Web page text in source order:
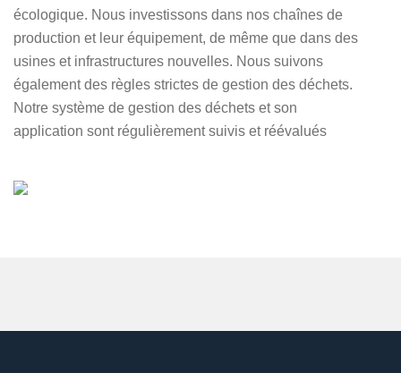
écologique. Nous investissons dans nos chaînes de
production et leur équipement, de même que dans des
usines et infrastructures nouvelles. Nous suivons
également des règles strictes de gestion des déchets.
Notre système de gestion des déchets et son
application sont régulièrement suivis et réévalués